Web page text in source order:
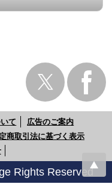
て
広告のご案内
商取引法に基づく表示
Rights Reserved